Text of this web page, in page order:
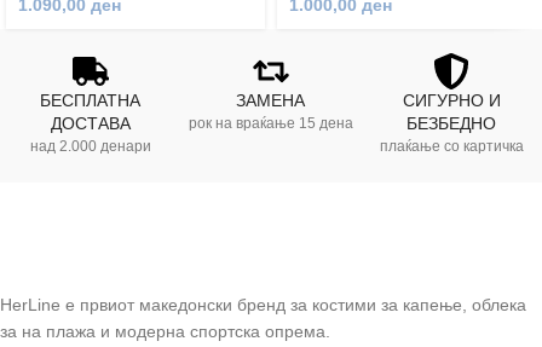
1.090,00 ден 1.000,00 ден
БЕСПЛАТНА
ДОСТАВА
над 2.000 денари
ЗАМЕНА
рок на враќање 15 дена
СИГУРНО И
БЕЗБЕДНО
плаќање со картичка
HerLine е првиот македонски бренд за костими за капење, облека
за на плажа и модерна спортска опрема.